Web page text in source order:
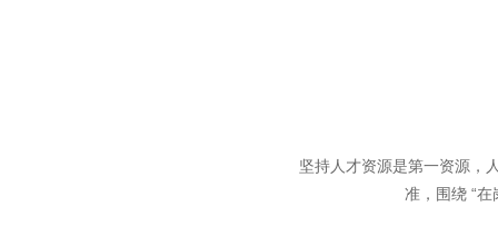
坚持人才资源是第一资源，
准，围绕 “在